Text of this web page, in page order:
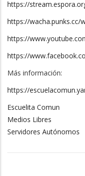
https://
https://wacha.punks.cc/
https://
https://
Más información:
https://
Escuelita Comun
Medios Libres
Servidores Autónomos